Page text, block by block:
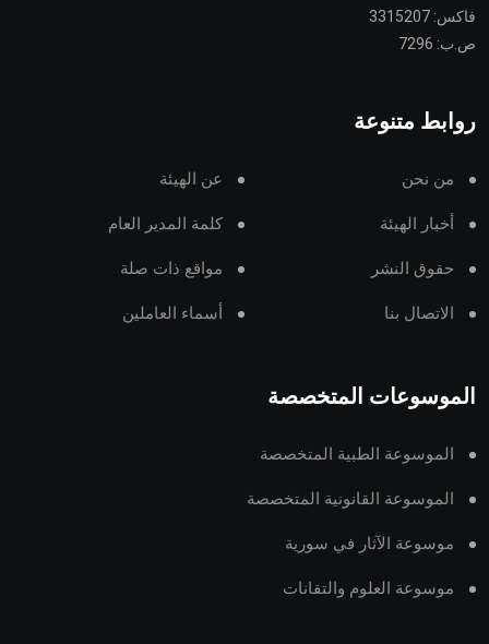
فاكس: 3315207
ص.ب: 7296
روابط متنوعة
من نحن عن الهيئة
أخبار الهيئة كلمة المدير العام
حقوق النشر مواقع ذات صلة
الاتصال بنا أسماء العاملين
الموسوعات المتخصصة
الموسوعة الطبية المتخصصة
الموسوعة القانونية المتخصصة
موسوعة الآثار في سورية
موسوعة العلوم والتقانات